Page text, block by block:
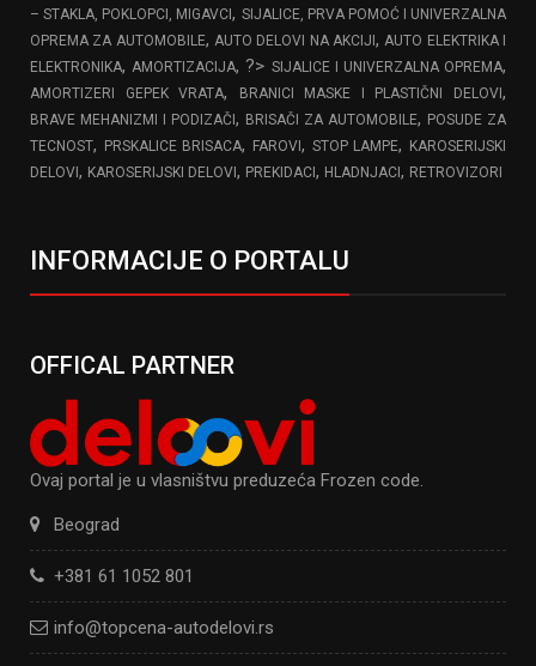
– STAKLA, POKLOPCI, MIGAVCI, SIJALICE, PRVA POMOĆ I UNIVERZALNA
OPREMA ZA AUTOMOBILE, AUTO DELOVI NA AKCIJI, AUTO ELEKTRIKA I
ELEKTRONIKA, AMORTIZACIJA, ?> SIJALICE I UNIVERZALNA OPREMA,
AMORTIZERI GEPEK VRATA, BRANICI MASKE I PLASTIČNI DELOVI,
BRAVE MEHANIZMI I PODIZAČI, BRISAČI ZA AUTOMOBILE, POSUDE ZA
TECNOST, PRSKALICE BRISACA, FAROVI, STOP LAMPE, KAROSERIJSKI
DELOVI, KAROSERIJSKI DELOVI, PREKIDACI, HLADNJACI, RETROVIZORI
INFORMACIJE O PORTALU
OFFICAL PARTNER
Ovaj portal je u vlasništvu preduzeća Frozen code.
Beograd
+381 61 1052 801
info@topcena-autodelovi.rs